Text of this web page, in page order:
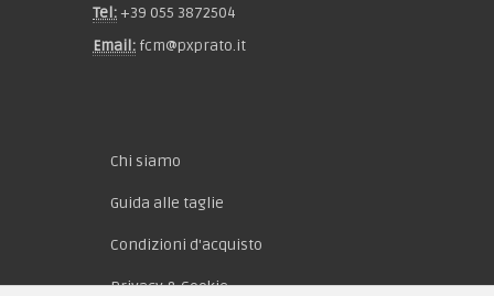
Tel: +39 055 3872504
Email: fcm@pxprato.it
Chi siamo
Guida alle taglie
Condizioni d'acquisto
Privacy & Cookie